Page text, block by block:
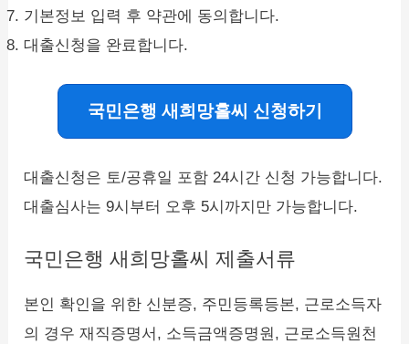
기본정보 입력 후 약관에 동의합니다.
대출신청을 완료합니다.
국민은행 새희망홀씨 신청하기
대출신청은 토/공휴일 포함 24시간 신청 가능합니다.
대출심사는 9시부터 오후 5시까지만 가능합니다.
국민은행 새희망홀씨 제출서류
본인 확인을 위한 신분증, 주민등록등본, 근로소득자
의 경우 재직증명서, 소득금액증명원, 근로소득원천